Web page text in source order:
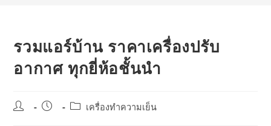
รวมแอร์บ้าน ราคาเครื่องปรับ
อากาศ ทุกยี่ห้อชั้นนำ
Post
Post
Postเครื่องทำความเย็น